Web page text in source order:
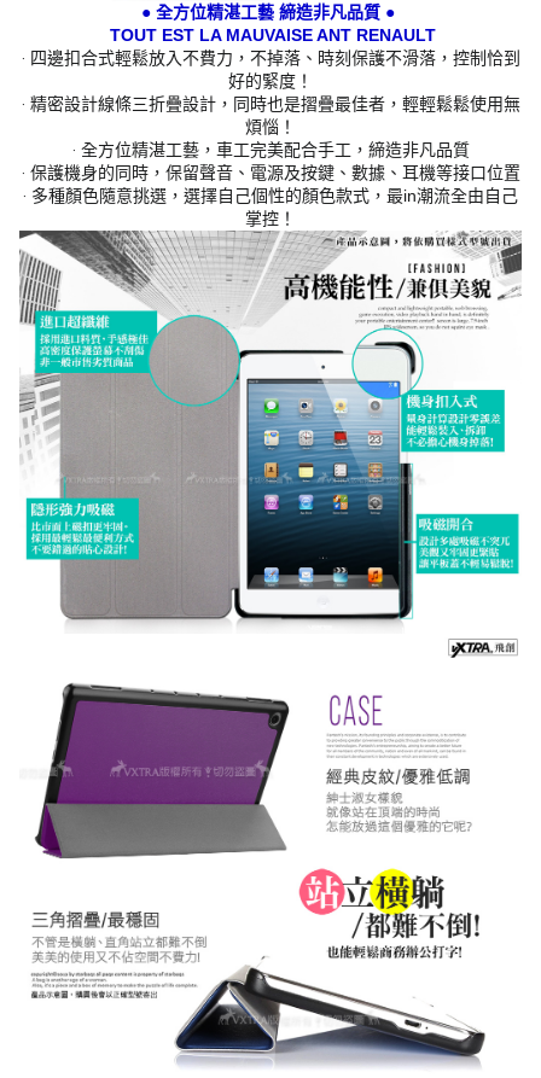
● 全方位精湛工藝 締造非凡品質 ●
TOUT EST LA MAUVAISE ANT RENAULT
‧ 四邊扣合式輕鬆放入不費力，不掉落、時刻保護不滑落，控制恰到
好的緊度！
‧ 精密設計線條三折疊設計，同時也是摺疊最佳者，輕輕鬆鬆使用無
煩惱！
‧ 全方位精湛工藝，車工完美配合手工，締造非凡品質
‧ 保護機身的同時，保留聲音、電源及按鍵、數據、耳機等接口位置
‧ 多種顏色隨意挑選，選擇自己個性的顏色款式，最in潮流全由自己
掌控！